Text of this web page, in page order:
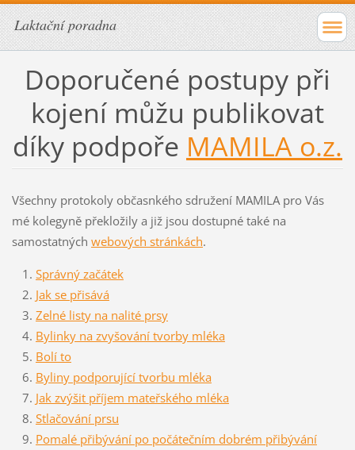
Laktační poradna
Doporučené postupy při
kojení můžu publikovat
díky podpoře MAMILA o.z.
Všechny protokoly občasnkého sdružení MAMILA pro Vás
mé kolegyně překložily a již jsou dostupné také na
samostatných webových stránkách.
Správný začátek
Jak se přisává
Zelné listy na nalité prsy
Bylinky na zvyšování tvorby mléka
Bolí to
Byliny podporující tvorbu mléka
Jak zvýšit příjem mateřského mléka
Stlačování prsu
Pomalé přibývání po počátečním dobrém přibývání